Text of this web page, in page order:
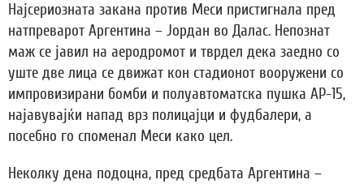
Најсериозната закана против Меси пристигнала пред
натпреварот Аргентина – Јордан во Далас. Непознат
маж се јавил на аеродромот и тврдел дека заедно со
уште две лица се движат кон стадионот вооружени со
импровизирани бомби и полуавтоматска пушка АР-15,
најавувајќи напад врз полицајци и фудбалери, а
посебно го споменал Меси како цел.
Неколку дена подоцна, пред средбата Аргентина –